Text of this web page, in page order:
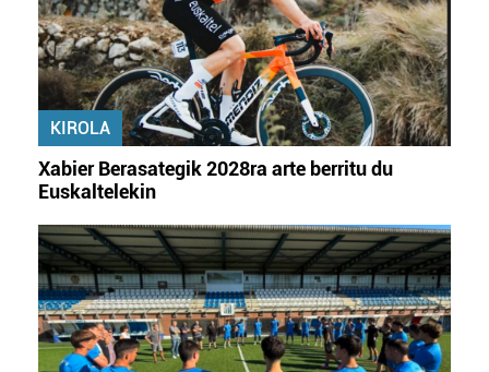
KIROLA
Xabier Berasategik 2028ra arte berritu du
Euskaltelekin